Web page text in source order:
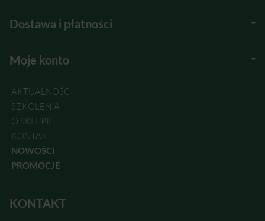
Dostawa i płatności
Moje konto
AKTUALNOŚCI
SZKOLENIA
O SKLEPIE
KONTAKT
NOWOŚCI
PROMOCJE
KONTAKT